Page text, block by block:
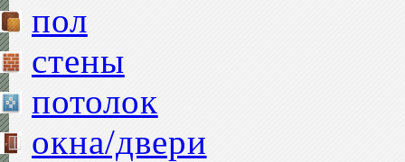
пол
стены
потолок
окна/двери